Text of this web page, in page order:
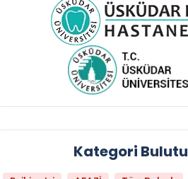
Kategori Bulutu